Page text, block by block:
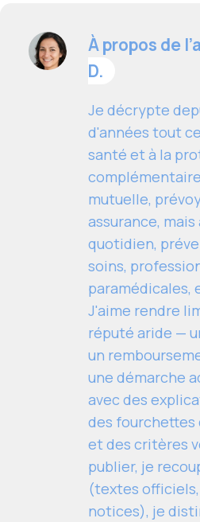
À propos de
D.
Je décrypte
d'années tout
santé et à la
mutuelle,
assurance, mais
quotidien,
soins,
paramédicales,
J'aime rendre
réputé aride —
un
une démarche
avec des
des fourchettes
et des critères
publier, je
(textes
notices), je